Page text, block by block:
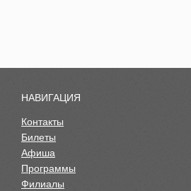
НАВИГАЦИЯ
Контакты
Билеты
Афиша
Программы
Филиалы